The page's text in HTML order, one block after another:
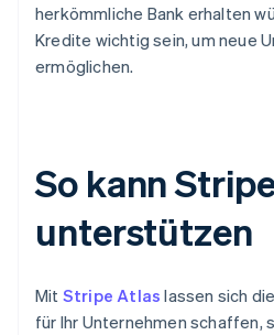
herkömmliche Bank erhalten
Kredite wichtig sein, um neue
ermöglichen.
So kann
unterstützen
Mit Stripe Atlas lassen sich
für Ihr Unternehmen schaffen,